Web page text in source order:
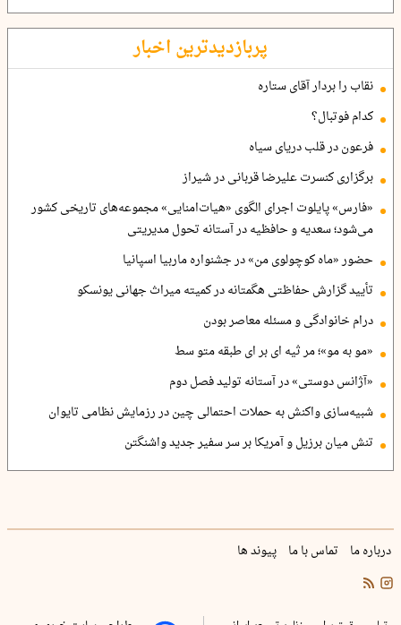
پربازدیدترین اخبار
نقاب را بردار آقای ستاره
کدام فوتبال؟
فرعون در قلب دریای سیاه
برگزاری کنسرت علیرضا قربانی در شیراز
«فارس» پایلوت اجرای الگوی «هیات‌امنایی» مجموعه‌های تاریخی کشور
می‌شود؛ سعدیه و حافظیه در آستانه تحول مدیریتی
حضور «ماه کوچولوی من» در جشنواره ماربیا اسپانیا
تأیید گزارش حفاظتی هگمتانه در کمیته میراث جهانی یونسکو
درام خانوادگی و مسئله معاصر بودن
«مو به مو»؛ مر ثیه ای بر ای طبقه متو سط
«آژانس دوستی» در آستانه تولید فصل دوم
شبیه‌سازی واکنش به حملات احتمالی چین در رزمایش نظامی تایوان
تنش میان برزیل و آمریکا بر سر سفیر جدید واشنگتن
درباره ما تماس با ما پیوند ها